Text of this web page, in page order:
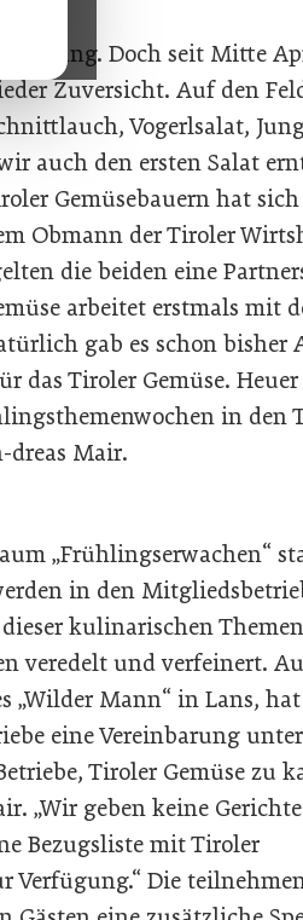
Zu lang. Doch seit Mitte
Zuversicht. Auf den
Vogerlsalat,
auch den ersten Salat
Gemüsebauern hat
Obmann der Tiroler
die beiden eine
arbeitet erstmals mit
gab es schon bisher
das Tiroler Gemüse.
in den
dreas Mair.
„Frühlingserwachen“
in den
kulinarischen
veredelt und verfeinert.
„Wilder Mann“ in Lans,
eine Vereinbarung
Tiroler Gemüse zu
„Wir geben keine
Bezugsliste mit Tiroler
Verfügung.“ Die